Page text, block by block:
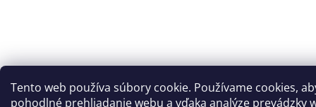
Tento web používa súbory cookie. Používame cookies,
pohodlné prehliadanie webu a vďaka analýze prevádzky